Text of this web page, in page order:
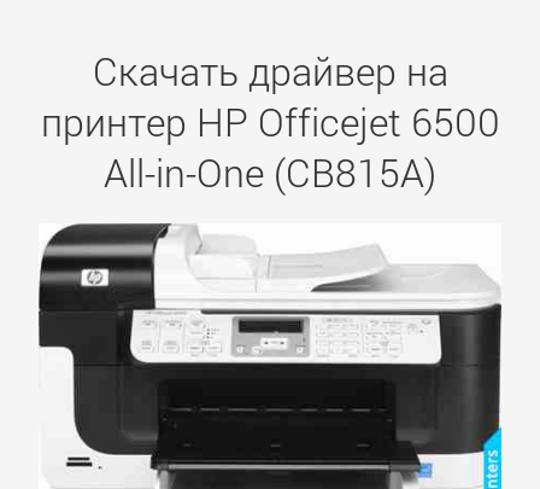
Скачать драйвер на
принтер HP Officejet 6500
All-in-One (CB815A)